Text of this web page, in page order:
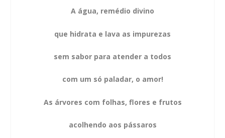
A água, remédio divino
que hidrata e lava as impurezas
sem sabor para atender a todos
com um só paladar, o amor!
As árvores com folhas, flores e frutos
acolhendo aos pássaros